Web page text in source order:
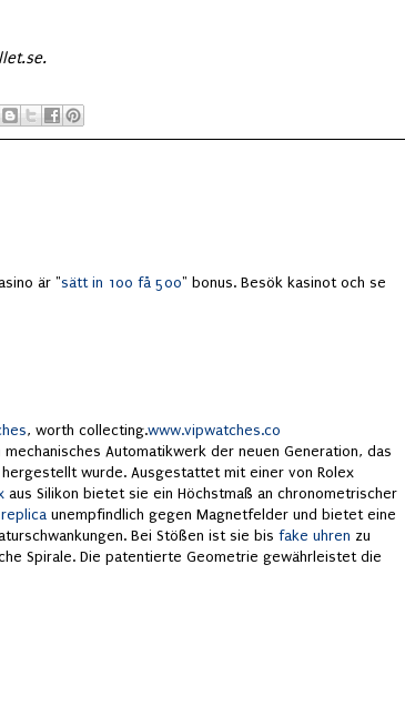
är "sätt in 100 få 500" bonus. Besök kasinot och se
, worth collecting.www.vipwatches.co
mechanisches Automatikwerk der neuen Generation, das
wurde. Ausgestattet mit einer von Rolex
aus Silikon bietet sie ein Höchstmaß an chronometrischer
unempfindlich gegen Magnetfelder und bietet eine
Bei Stößen ist sie bis fake uhren zu
Spirale. Die patentierte Geometrie gewährleistet die